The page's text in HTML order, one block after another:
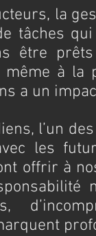
la
tâches
être
à la
a un
l’un
les
offrir à